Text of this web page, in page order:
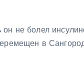
не болел
в